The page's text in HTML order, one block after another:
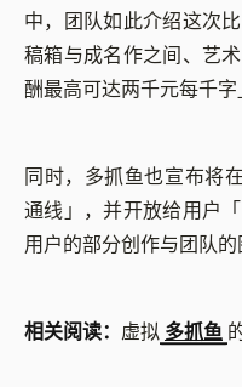
中，团队如此介绍这次
稿箱与成名作之间、艺
酬最高可达两千元每千字
同时，多抓鱼也宣布将
通线」，并开放给用户
用户的部分创作与团队的
相关阅读： 虚拟 多抓鱼